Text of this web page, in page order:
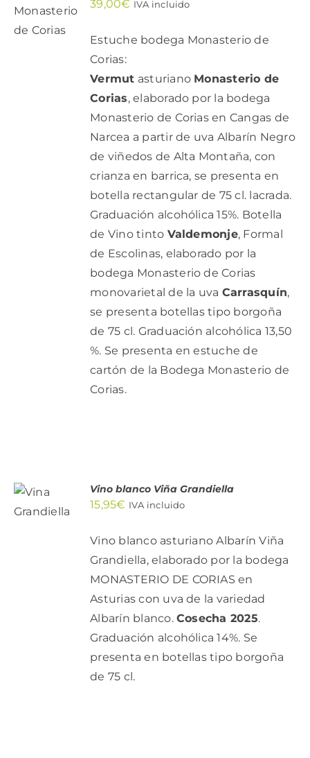
CARRITO
/
39,00€ IVA incluido
Estuche bodega Monasterio de
Corias:
Vermut asturiano Monasterio de
Corias, elaborado por la bodega
Monasterio de Corias en Cangas de
Narcea a partir de uva Albarín Negro
de viñedos de Alta Montaña, con
crianza en barrica, se presenta en
botella rectangular de 75 cl. lacrada.
Graduación alcohólica 15%. Botella
de Vino tinto Valdemonje, Formal
de Escolinas, elaborado por la
bodega Monasterio de Corias
monovarietal de la uva Carrasquín,
se presenta botellas tipo borgoña
de 75 cl. Graduación alcohólica 13,50
%. Se presenta en estuche de
cartón de la Bodega Monasterio de
Corias.
AL
CARRITO
Vino blanco Viña Grandiella
15,95€ IVA incluido
Vino blanco asturiano Albarín Viña
Grandiella, elaborado por la bodega
MONASTERIO DE CORIAS en
Asturias con uva de la variedad
Albarín blanco. Cosecha 2025.
Graduación alcohólica 14%. Se
presenta en botellas tipo borgoña
de 75 cl.